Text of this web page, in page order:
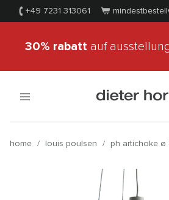
+49 7231 313061
30% rabatt auf
home / louis poulsen / ph artichoke ø